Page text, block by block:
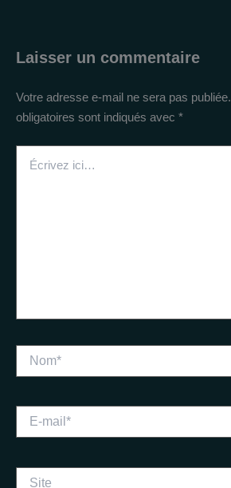
Laisser un commentaire
Votre adresse e-mail ne sera pas publiée.
obligatoires sont indiqués avec *
ici…
mail*